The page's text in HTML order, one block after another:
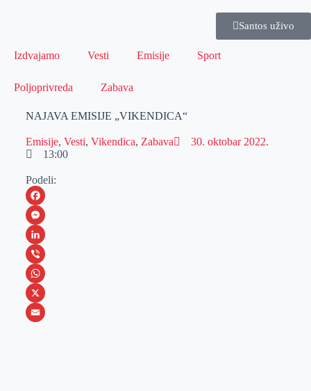
Santos uživo
Izdvajamo Vesti Emisije Sport
Poljoprivreda Zabava
NAJAVA EMISIJE „VIKENDICA“
Emisije, Vesti, Vikendica, Zabava
30. oktobar 2022.
13:00
Podeli:
F
a
c
e
b
o
M
e
s
s
e
L
i
n
k
V
i
b
W
h
X